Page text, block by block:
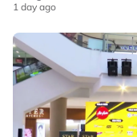
1 day ago